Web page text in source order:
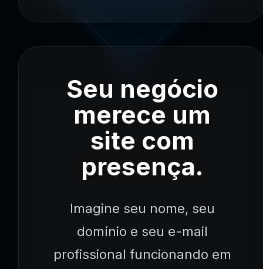
Seu negócio
merece um
site com
presença.
Imagine seu nome, seu
domínio e seu e-mail
profissional funcionando em